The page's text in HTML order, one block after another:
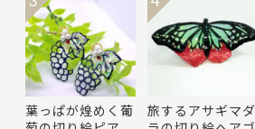
葉っぱが煌めく葡
旅するアサギマダ